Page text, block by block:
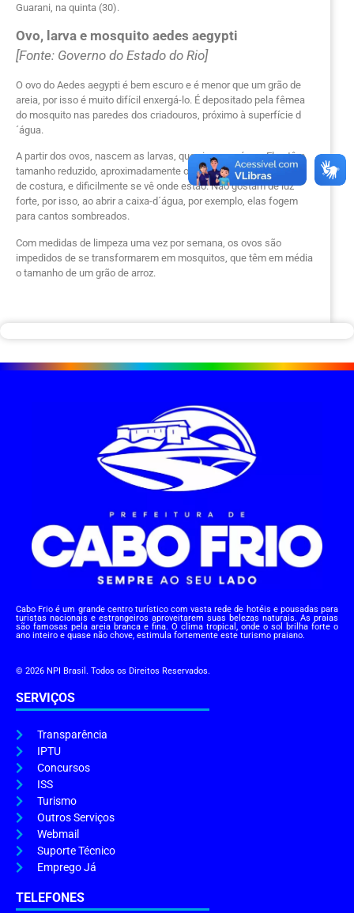
Guarani, na quinta (30).
Ovo, larva e mosquito aedes aegypti
[Fonte: Governo do Estado do Rio]
O ovo do Aedes aegypti é bem escuro e é menor que um grão de
areia, por isso é muito difícil enxergá-lo. É depositado pela fêmea
do mosquito nas paredes dos criadouros, próximo à superfície d
´água.
A partir dos ovos, nascem as larvas, que vivem na água. Elas têm
tamanho reduzido, aproximadamente o de uma cabeça de agulha
de costura, e dificilmente se vê onde estão. Não gostam de luz
forte, por isso, ao abrir a caixa-d´água, por exemplo, elas fogem
para cantos sombreados.
Com medidas de limpeza uma vez por semana, os ovos são
impedidos de se transformarem em mosquitos, que têm em média
o tamanho de um grão de arroz.
Cabo Frio é um grande centro turístico com vasta rede de hotéis e pousadas para
turistas nacionais e estrangeiros aproveitarem suas belezas naturais. As praias
são famosas pela areia branca e fina. O clima tropical, onde o sol brilha forte o
ano inteiro e quase não chove, estimula fortemente este turismo praiano.
© 2026 NPI Brasil. Todos os Direitos Reservados.
SERVIÇOS
Transparência
IPTU
Concursos
ISS
Turismo
Outros Serviços
Webmail
Suporte Técnico
Emprego Já
TELEFONES